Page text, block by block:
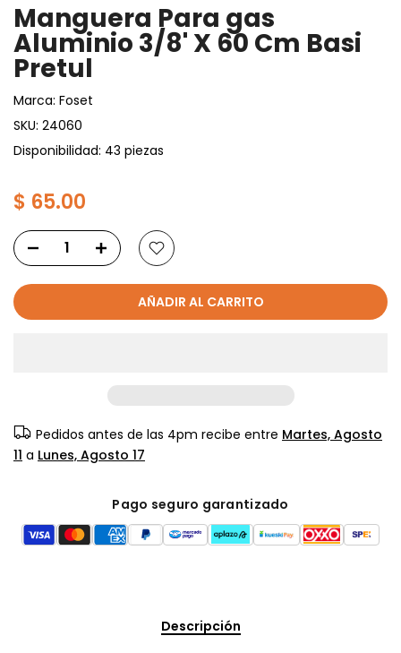
Manguera Para gas
Aluminio 3/8' X 60 Cm Basi
Pretul
Marca: Foset
SKU: 24060
Disponibilidad: 43 piezas
$ 65.00
AÑADIR AL CARRITO
Pedidos antes de las 4pm recibe entre Martes, Agosto
11 a Lunes, Agosto 17
Pago seguro garantizado
Descripción